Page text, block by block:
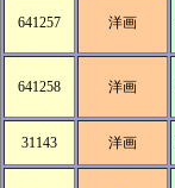
641257 洋画
641258 洋画
31143 洋画